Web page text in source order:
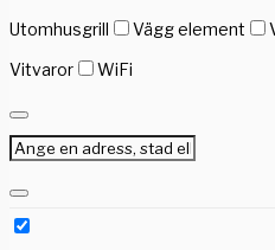
Utomhusgrill
Vägg element
Vitvaror
WiFi